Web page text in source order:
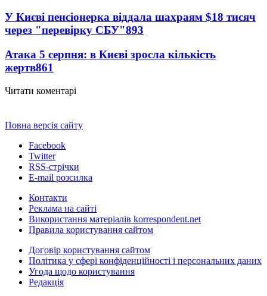
У Києві пенсіонерка віддала шахраям $18 тисяч
через "перевірку СБУ"893
Атака 5 серпня: в Києві зросла кількість
жертв861
Читати коментарі
Повна версія сайту
Facebook
Twitter
RSS-стрічки
E-mail розсилка
Контакти
Реклама на сайті
Використання матеріалів korrespondent.net
Правила користування сайтом
Договір користування сайтом
Політика у сфері конфіденційності і персональних даних
Угода щодо користування
Редакція